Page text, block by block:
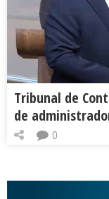
Tribunal de
de
0